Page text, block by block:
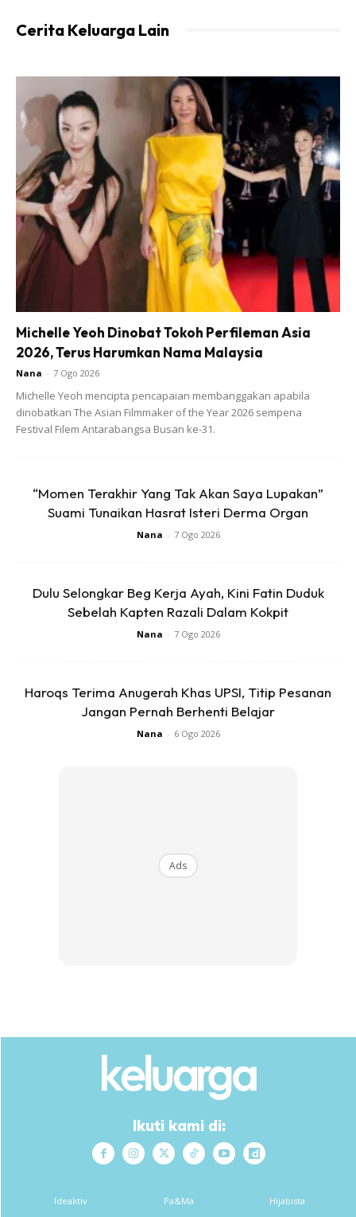
“Cda suka nama Sara. Lembut je dengar, and nama
Sajedda diambil sempena nama Aunty side daddy dia,
Sajida,” tulisnya.
membesar menjadi anak yang solehah serta menjadi
penyejuk hati buat ibu dan ayah.
Sara dah banyak ikut muka Pia, rasa mcm tengah
berpantang kat Pia sebab muka depa sama.
Cerita Keluarga Lain
Michelle Yeoh Dinobat Tokoh Perfileman Asia
2026, Terus Harumkan Nama Malaysia
Nana - 7 Ogo 2026
Michelle Yeoh mencipta pencapaian membanggakan apabila
dinobatkan The Asian Filmmaker of the Year 2026 sempena
Festival Filem Antarabangsa Busan ke-31.
“Momen Terakhir Yang Tak Akan Saya Lupakan”
Suami Tunaikan Hasrat Isteri Derma Organ
Nana - 7 Ogo 2026
Dulu Selongkar Beg Kerja Ayah, Kini Fatin Duduk
Sebelah Kapten Razali Dalam Kokpit
Nana - 7 Ogo 2026
Haroqs Terima Anugerah Khas UPSI, Titip Pesanan
Jangan Pernah Berhenti Belajar
Nana - 6 Ogo 2026
Ads
Ikuti kami di:
Ideaktiv Pa&Ma Hijabista